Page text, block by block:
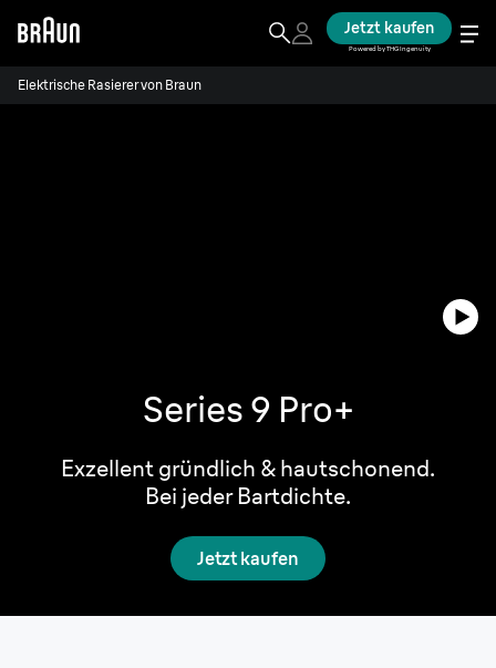
Jetzt kaufen
Powered by THG Ingenuity
Elektrische Rasierer von Braun
Series 9 Pro+
Exzellent gründlich & hautschonend.
Bei jeder Bartdichte.
Jetzt kaufen